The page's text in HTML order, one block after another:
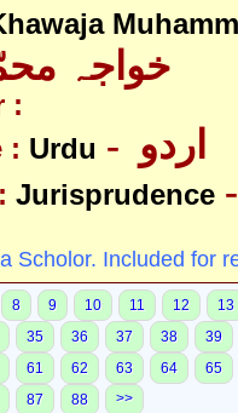
خواجہ
:
: Urdu
Jurisprudence
Scholor. Included for
8 9 10 11 12
13
35 36 37 38
39
61 62 63 64
65
87 88 >>